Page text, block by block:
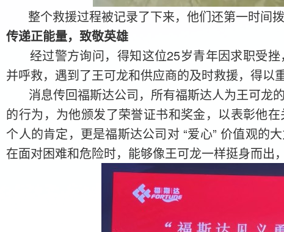
整个救援过程被记录了下来，他们还第一时间
传递正能量，致敬英雄
经过警方询问，得知这位25岁青年因求职受
并呼救，遇到了王可龙和供应商的及时救援，得以
消息传回福斯达公司，所有福斯达人为王可龙
的行为，为他颁发了荣誉证书和奖金，以表彰他
个人的肯定，更是福斯达公司对 “爱心” 价值观的
在面对困难和危险时，能够像王可龙一样挺身而出